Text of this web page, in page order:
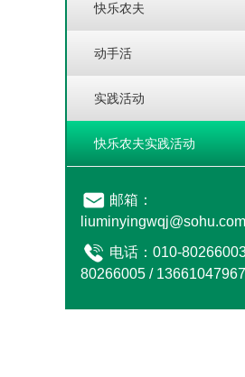
快乐农夫
动手活
实践活动
快乐农夫实践活动
邮箱：
liuminyingwqj@sohu.com
电话：010-
80266005 / 13661047967